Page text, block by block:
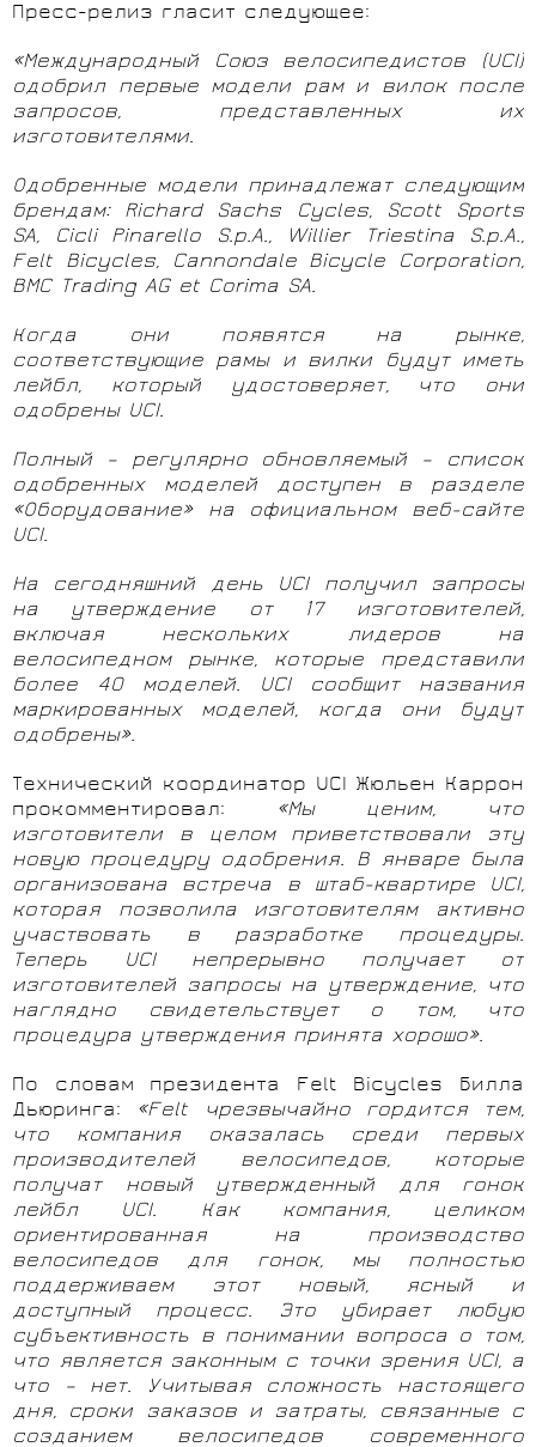
Пресс-релиз гласит следующее:
«Международный Союз велосипедистов (UCI)
одобрил первые модели рам и вилок после
запросов, представленных их
изготовителями.
Одобренные модели принадлежат следующим
брендам: Richard Sachs Cycles, Scott Sports
SA, Cicli Pinarello S.p.A., Willier Triestina S.p.A.,
Felt Bicycles, Cannondale Bicycle Corporation,
BMC Trading AG et Corima SA.
Когда они появятся на рынке,
соответствующие рамы и вилки будут иметь
лейбл, который удостоверяет, что они
одобрены UCI.
Полный – регулярно обновляемый – список
одобренных моделей доступен в разделе
«Оборудование» на официальном веб-сайте
UCI.
На сегодняшний день UCI получил запросы
на утверждение от 17 изготовителей,
включая нескольких лидеров на
велосипедном рынке, которые представили
более 40 моделей. UCI сообщит названия
маркированных моделей, когда они будут
одобрены».
Технический координатор UCI Жюльен Каррон
прокомментировал: «Мы ценим, что
изготовители в целом приветствовали эту
новую процедуру одобрения. В январе была
организована встреча в штаб-квартире UCI,
которая позволила изготовителям активно
участвовать в разработке процедуры.
Теперь UCI непрерывно получает от
изготовителей запросы на утверждение, что
наглядно свидетельствует о том, что
процедура утверждения принята хорошо».
По словам президента Felt Bicycles Билла
Дьюринга: «Felt чрезвычайно гордится тем,
что компания оказалась среди первых
производителей велосипедов, которые
получат новый утвержденный для гонок
лейбл UCI. Как компания, целиком
ориентированная на производство
велосипедов для гонок, мы полностью
поддерживаем этот новый, ясный и
доступный процесс. Это убирает любую
субъективность в понимании вопроса о том,
что является законным с точки зрения UCI, а
что – нет. Учитывая сложность настоящего
дня, сроки заказов и затраты, связанные с
созданием велосипедов современного